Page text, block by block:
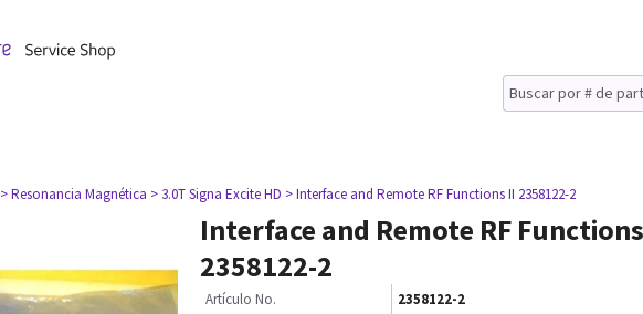
> Resonancia Magnética > 3.0T Signa Excite HD > Interface and Remote RF Functions II 2358122-2
Interface and Remote RF
2358122-2
Artículo No.
2358122-2